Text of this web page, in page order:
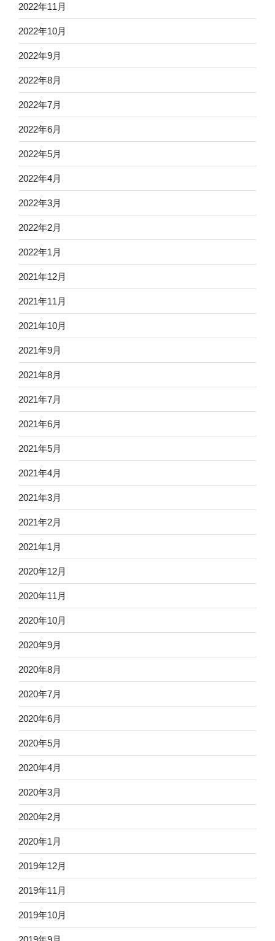
2022年11月
2022年10月
2022年9月
2022年8月
2022年7月
2022年6月
2022年5月
2022年4月
2022年3月
2022年2月
2022年1月
2021年12月
2021年11月
2021年10月
2021年9月
2021年8月
2021年7月
2021年6月
2021年5月
2021年4月
2021年3月
2021年2月
2021年1月
2020年12月
2020年11月
2020年10月
2020年9月
2020年8月
2020年7月
2020年6月
2020年5月
2020年4月
2020年3月
2020年2月
2020年1月
2019年12月
2019年11月
2019年10月